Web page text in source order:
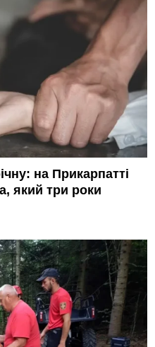
на Прикарпатті
який три роки